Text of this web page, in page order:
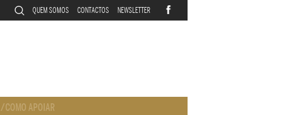
QUEM SOMOS CONTACTOS NEWSLETTER
/COMO APOIAR